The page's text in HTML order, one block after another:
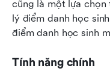
cũng là một lựa chọn
lý điểm danh học
điểm danh học sinh
Tính năng chính